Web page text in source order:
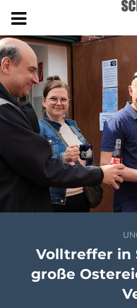
Volltreffer in
große